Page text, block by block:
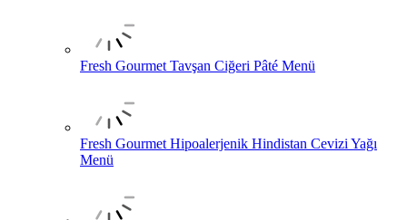
Fresh Gourmet Tavşan Ciğeri Pâté Menü
Fresh Gourmet Hipoalerjenik Hindistan Cevizi Yağı
Menü